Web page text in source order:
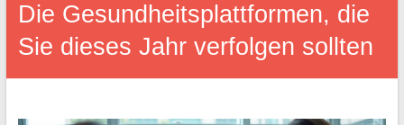
Die Gesundheitsplattformen, die
Sie dieses Jahr verfolgen sollten